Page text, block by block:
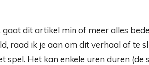
dit artikel min of meer alles
raad ik je aan om dit verhaal af te
spel. Het kan enkele uren duren